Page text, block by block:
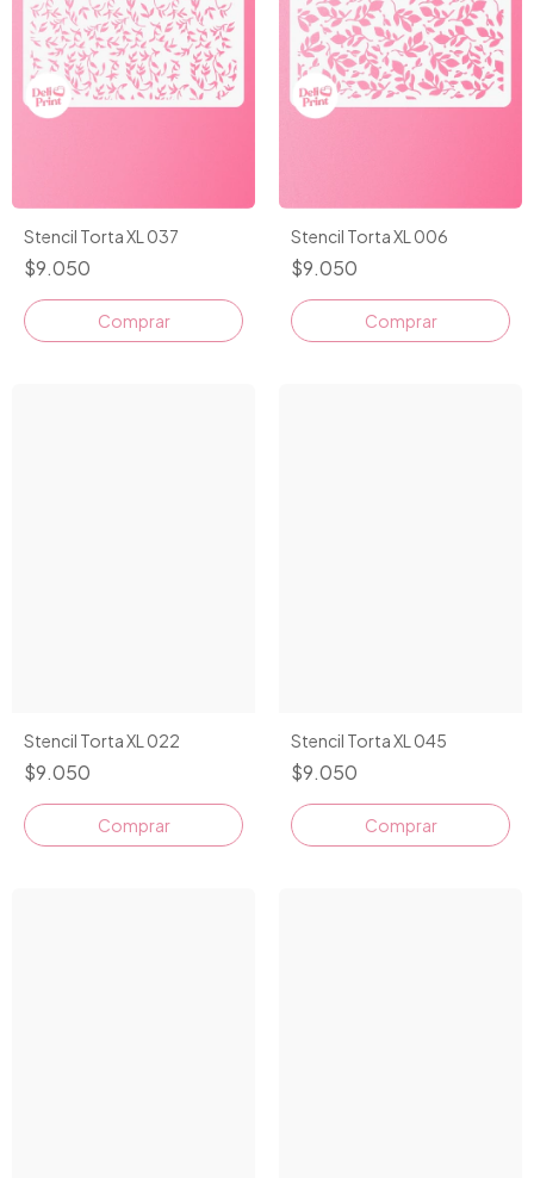
Stencil Torta XL 037
$9.050
Stencil Torta XL 006
$9.050
Stencil Torta XL 022
$9.050
Stencil Torta XL 045
$9.050